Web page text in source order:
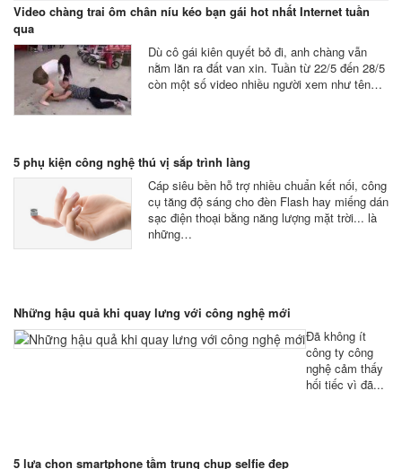
Video chàng trai ôm chân níu kéo bạn gái hot nhất Internet tuần
qua
Dù cô gái kiên quyết bỏ đi, anh chàng vẫn
nằm lăn ra đất van xin. Tuần từ 22/5 đến 28/5
còn một số video nhiều người xem như tên…
5 phụ kiện công nghệ thú vị sắp trình làng
Cáp siêu bền hỗ trợ nhiều chuẩn kết nối, công
cụ tăng độ sáng cho đèn Flash hay miếng dán
sạc điện thoại bằng năng lượng mặt trời... là
những…
Những hậu quả khi quay lưng với công nghệ mới
Đã không ít
công ty công
nghệ cảm thấy
hối tiếc vì đã...
5 lựa chọn smartphone tầm trung chụp selfie đẹp